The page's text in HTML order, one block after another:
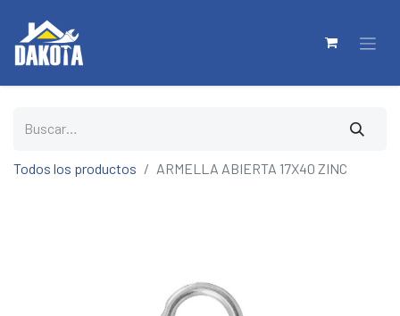
Todos los productos ARMELLA ABIERTA 17X40 ZINC